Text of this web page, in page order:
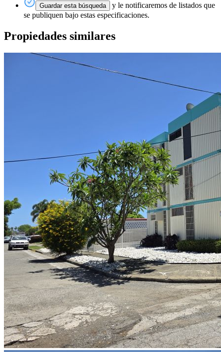
Guardar esta búsqueda
y le notificaremos de listados que
se publiquen bajo estas especificaciones.
Propiedades similares